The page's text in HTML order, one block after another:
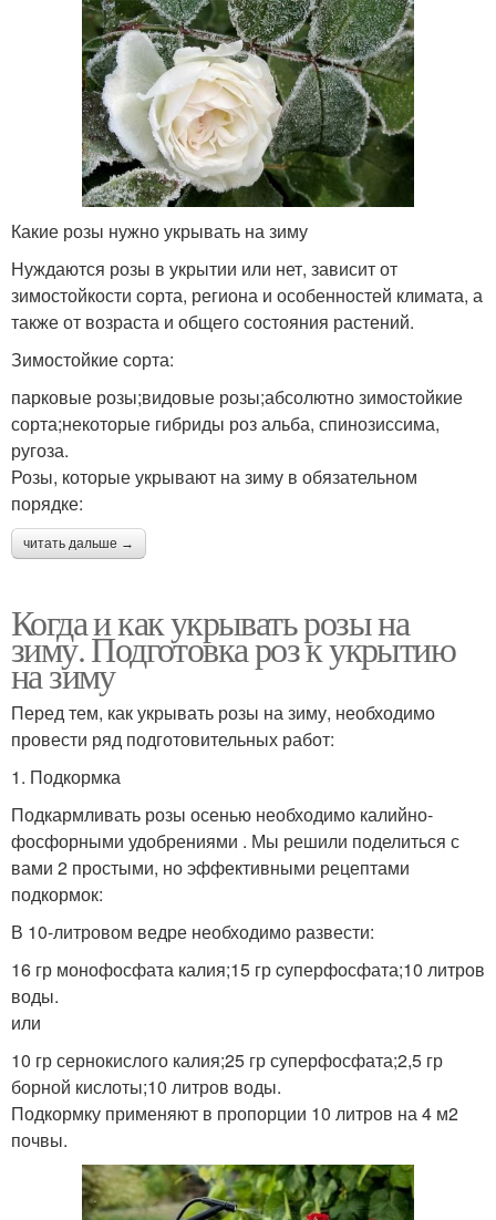
Какие розы нужно укрывать на зиму
Нуждаются розы в укрытии или нет, зависит от
зимостойкости сорта, региона и особенностей климата, а
также от возраста и общего состояния растений.
Зимостойкие сорта:
парковые розы;видовые розы;абсолютно зимостойкие
сорта;некоторые гибриды роз альба, спинозиссима,
ругоза.
Розы, которые укрывают на зиму в обязательном
порядке:
читать дальше →
Когда и как укрывать розы на
зиму. Подготовка роз к укрытию
на зиму
Перед тем, как укрывать розы на зиму, необходимо
провести ряд подготовительных работ:
1. Подкормка
Подкармливать розы осенью необходимо калийно-
фосфорными удобрениями . Мы решили поделиться с
вами 2 простыми, но эффективными рецептами
подкормок:
В 10-литровом ведре необходимо развести:
16 гр монофосфата калия;15 гр cуперфосфата;10 литров
воды.
или
10 гр сернокислого калия;25 гр суперфосфата;2,5 гр
борной кислоты;10 литров воды.
Подкормку применяют в пропорции 10 литров на 4 м2
почвы.